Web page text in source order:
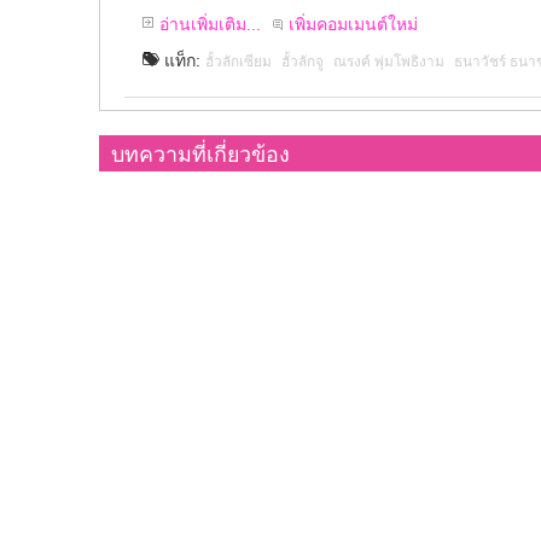
อ่านเพิ่มเติม...
เพิ่มคอมเมนต์ใหม่
แท็ก: ฮั้วลักเซียม ฮั้วลักจู ณรงค์ พุ่มโพธิงาม ธนาวัชร์ ธน
บทความที่เกี่ยวข้อง